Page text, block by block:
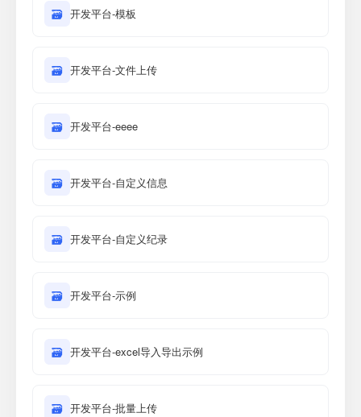
🗃 开发平台-模板
🗃 开发平台-文件上传
🗃 开发平台-eeee
🗃 开发平台-自定义信息
🗃 开发平台-自定义纪录
🗃 开发平台-示例
🗃 开发平台-excel导入导出示例
🗃 开发平台-批量上传